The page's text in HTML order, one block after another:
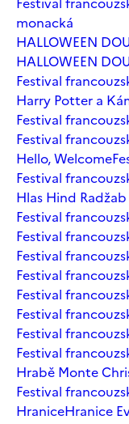
monacká
HALLOWEEN
HALLOWEEN
Festival
Harry Potter a
Festival
Festival
Hello, Welcome
Festival
Hlas Hind Radžab
Festival
Festival
Festival
Festival
Festival
Festival
Festival
Festival
Hrabě Monte
Festival
HraniceHranice